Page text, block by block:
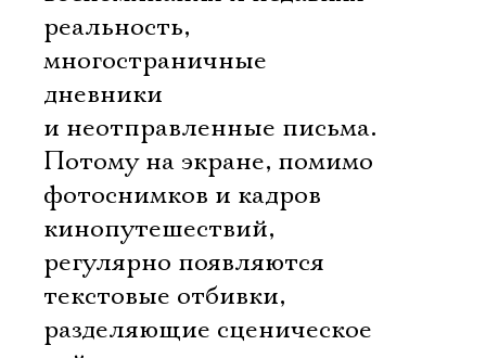
реальность,
многостраничные
дневники
и неотправленные письма.
Потому на экране, помимо
фотоснимков и кадров
кинопутешествий,
регулярно появляются
текстовые отбивки,
разделяющие сценическое